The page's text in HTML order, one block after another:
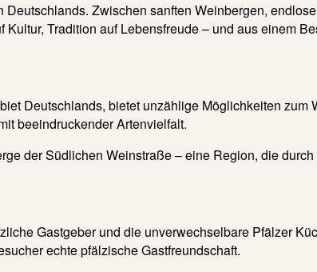
Zwischen sanften Weinbergen,
Tradition auf Lebensfreude – und aus einem
Deutschlands, bietet unzählige Möglichkeiten
beeindruckender Artenvielfalt.
der Südlichen Weinstraße – eine Region, die
Gastgeber und die unverwechselbare Pfälzer
echte pfälzische Gastfreundschaft.